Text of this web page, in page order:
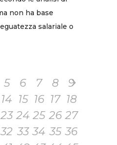
non ha base
salariale o
5 6 7 8
9
14 15 16 17 18
23 24 25 26 27
32 33 34 35 36